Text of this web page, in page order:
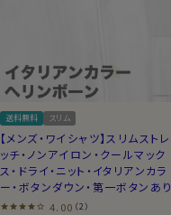
送料無料 スリム
【メンズ・ワイシャツ】スリムストレ
ッチ・ノンアイロン・クールマック
ス・ドライ・ニット・イタリアンカラ
ー・ボタンダウン・第一ボタンあり
4.00 （2）